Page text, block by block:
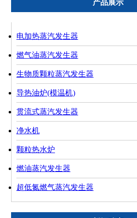
产品展示
电加热蒸汽发生器
燃气油蒸汽发生器
生物质颗粒蒸汽发生器
导热油炉(模温机)
贯流式蒸汽发生器
净水机
颗粒热水炉
燃油蒸汽发生器
超低氮燃气蒸汽发生器